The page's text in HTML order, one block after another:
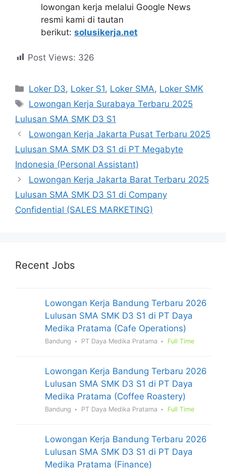
lowongan kerja melalui Google News
resmi kami di tautan
berikut: solusikerja.net
Post Views: 326
Kategori
Loker D3, Loker S1, Loker SMA, Loker SMK
Tag
Lowongan Kerja Surabaya Terbaru 2025
Lulusan SMA SMK D3 S1
Lowongan Kerja Jakarta Pusat Terbaru 2025
Lulusan SMA SMK D3 S1 di PT Megabyte
Indonesia (Personal Assistant)
Lowongan Kerja Jakarta Barat Terbaru 2025
Lulusan SMA SMK D3 S1 di Company
Confidential (SALES MARKETING)
Recent Jobs
Lowongan Kerja Bandung Terbaru 2026
Lulusan SMA SMK D3 S1 di PT Daya
Medika Pratama (Cafe Operations)
Bandung PT Daya Medika Pratama Full Time
Lowongan Kerja Bandung Terbaru 2026
Lulusan SMA SMK D3 S1 di PT Daya
Medika Pratama (Coffee Roastery)
Bandung PT Daya Medika Pratama Full Time
Lowongan Kerja Bandung Terbaru 2026
Lulusan SMA SMK D3 S1 di PT Daya
Medika Pratama (Finance)